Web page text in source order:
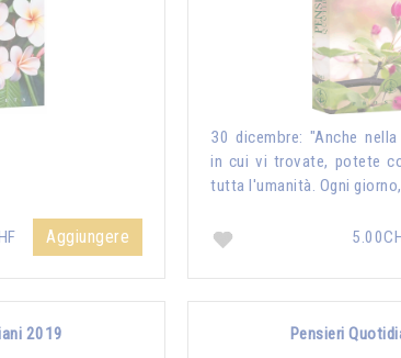
Aggiungere
30 dicembre: "Anche
in cui vi trovate, potete
tutta l'umanità. Ogni
2019 Pensieri